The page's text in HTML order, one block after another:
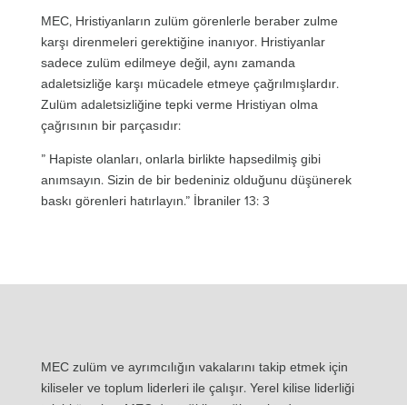
MEC, Hristiyanların zulüm görenlerle beraber zulme
karşı direnmeleri gerektiğine inanıyor. Hristiyanlar
sadece zulüm edilmeye değil, aynı zamanda
adaletsizliğe karşı mücadele etmeye çağrılmışlardır.
Zulüm adaletsizliğine tepki verme Hristiyan olma
çağrısının bir parçasıdır:
” Hapiste olanları, onlarla birlikte hapsedilmiş gibi
anımsayın. Sizin de bir bedeniniz olduğunu düşünerek
baskı görenleri hatırlayın.” İbraniler 13: 3
MEC zulüm ve ayrımcılığın vakalarını takip etmek için
kiliseler ve toplum liderleri ile çalışır. Yerel kilise liderliği